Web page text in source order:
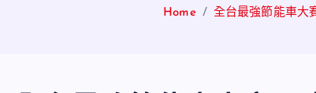
Home 全台最強節能車大